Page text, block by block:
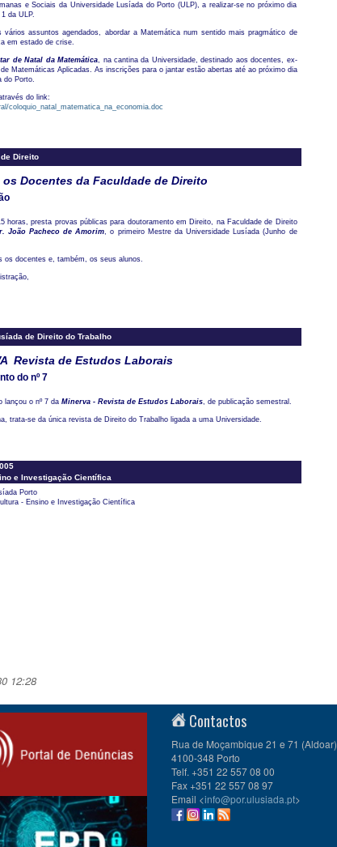
e Sociais da Universidade Lusíada do Porto (ULP), a realizar-se no próximo dia
da ULP.
vários assuntos agendados, abordar a Matemática num sentido mais pragmático de
em estado de crise.
de Natal da Matemática, na cantina da Universidade, destinado aos docentes, ex-
Matemáticas Aplicadas. As inscrições para o jantar estão abertas até ao próximo dia
do Porto.
do link:
coloquio_natal_matematica_na_economia.doc
Direito
Docentes da Faculdade de Direito
horas, presta provas públicas para doutoramento em Direito, na Faculdade de Direito
João Pacheco de Amorim, o primeiro Mestre da Universidade Lusíada (Junho de
os docentes e, também, os seus alunos.
de Direito do Trabalho
 Revista de Estudos Laborais
do nº 7
lançou o nº 7 da Minerva - Revista de Estudos Laborais, de publicação semestral.
trata-se da única revista de Direito do Trabalho ligada a uma Universidade.
e Investigação Científica
Porto
- Ensino e Investigação Científica
12:28
Contactos
Rua de Moçambique 21 e 71 (Aldoar)
4100-348 Porto
Telf. +351 22 557 08 00
Fax +351 22 557 08 97
Email <info@por.ulusiada.pt>